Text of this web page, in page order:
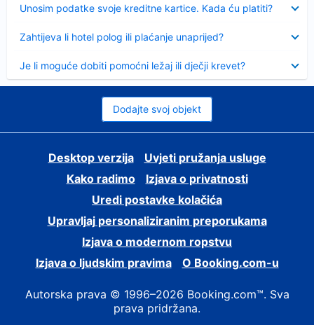
Unosim podatke svoje kreditne kartice. Kada ću platiti?
Zahtijeva li hotel polog ili plaćanje unaprijed?
Je li moguće dobiti pomoćni ležaj ili dječji krevet?
Dodajte svoj objekt
Desktop verzija
Uvjeti pružanja usluge
Kako radimo
Izjava o privatnosti
Uredi postavke kolačića
Upravljaj personaliziranim preporukama
Izjava o modernom ropstvu
Izjava o ljudskim pravima
O Booking.com-u
Autorska prava © 1996–2026 Booking.com™. Sva
prava pridržana.